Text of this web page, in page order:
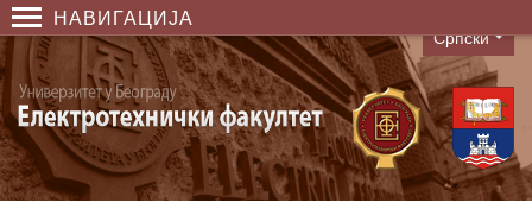
НАВИГАЦИЈА
Language
Српски